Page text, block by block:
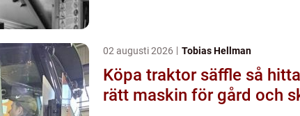
02 augusti 2026 Tobias Hellman
Köpa traktor säffle så hittar du
rätt maskin för gård och